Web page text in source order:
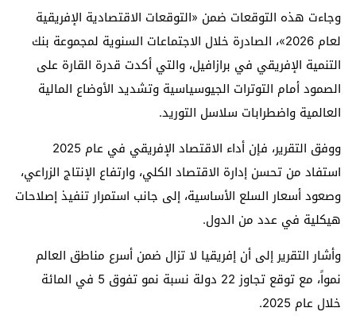
وجاءت هذه التوقعات ضمن «التوقعات الاقتصادية الإفريقية
لعام 2026»، الصادرة خلال الاجتماعات السنوية لمجموعة بنك
التنمية الإفريقي في برازافيل، والتي أكدت قدرة القارة على
الصمود أمام التوترات الجيوسياسية وتشديد الأوضاع المالية
العالمية واضطرابات سلاسل التوريد.
ووفق التقرير، فإن أداء الاقتصاد الإفريقي في عام 2025
استفاد من تحسن إدارة الاقتصاد الكلي، وارتفاع الإنتاج الزراعي،
وصعود أسعار السلع الأساسية، إلى جانب استمرار تنفيذ إصلاحات
هيكلية في عدد من الدول.
وأشار التقرير إلى أن إفريقيا لا تزال ضمن أسرع مناطق العالم
نمواً، مع توقع تجاوز 22 دولة نسبة نمو تفوق 5 في المائة
خلال عام 2025.